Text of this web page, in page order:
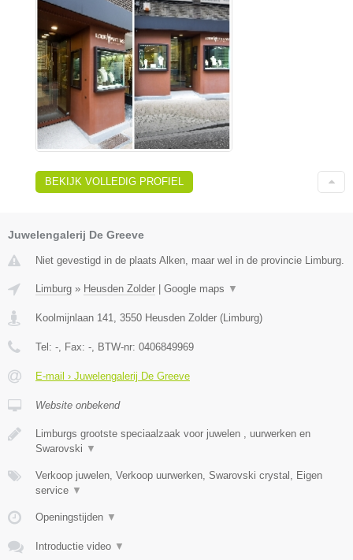
BEKIJK VOLLEDIG PROFIEL
Juwelengalerij De Greeve
Niet gevestigd in de plaats Alken, maar wel in de provincie Limburg.
Limburg » Heusden Zolder Google maps ▼
Koolmijnlaan 141 3550 Heusden Zolder ( Limburg)
Tel: - , Fax: - , BTW-nr: 0406849969
E-mail › Juwelengalerij De Greeve
Website onbekend
Limburgs grootste speciaalzaak voor juwelen , uurwerken en
Swarovski ▼
Verkoop juwelen, Verkoop uurwerken, Swarovski crystal, Eigen
service ▼
Openingstijden ▼
Introductie video ▼